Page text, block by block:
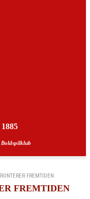
FREMTIDEN
FREMTIDEN